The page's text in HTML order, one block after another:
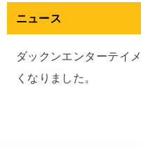
ニュース
ダックンエンターテイ
くなりました。